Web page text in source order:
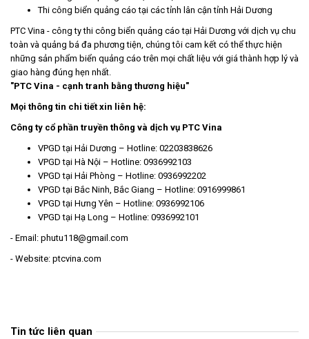
Thi công biển quảng cáo tại các tỉnh lân cận tỉnh Hải Dương
PTC Vina - công ty thi công biển quảng cáo tại Hải Dương với dịch vụ chu
toàn và quảng bá đa phương tiện, chúng tôi cam kết có thể thực hiện
những sản phẩm biển quảng cáo trên mọi chất liệu với giá thành hợp lý và
giao hàng đúng hẹn nhất.
"PTC Vina - cạnh tranh bằng thương hiệu"
Mọi thông tin chi tiết xin liên hệ:
Công ty cổ phần truyền thông và dịch vụ PTC Vina
VPGD tại Hải Dương – Hotline: 02203838626
VPGD tại Hà Nội – Hotline: 0936992103
VPGD tại Hải Phòng – Hotline: 0936992202
VPGD tại Bắc Ninh, Bắc Giang – Hotline: 0916999861
VPGD tại Hưng Yên – Hotline: 0936992106
VPGD tại Hạ Long – Hotline: 0936992101
- Email: phutu118@gmail.com
- Website: ptcvina.com
Tin tức liên quan